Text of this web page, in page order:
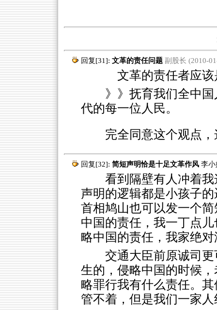
回复[31]: 文革的责任问题 副股长 (2010-
文革的责任者应该
》》抚育我们全中
代的每一位人民。
完全同意这个观点
回复[32]: 简短声明恰是十足文革作风 李小
看到隔壁有人冲着我
声明的逻辑都是小孩子
首相鸠山也可以发一个
中国的责任，我一丁点
略中国的责任，我家绝
交通大臣前原诚司
生的，侵略中国的时候
略罪行我有什么责任。
管不着，但是我们一家